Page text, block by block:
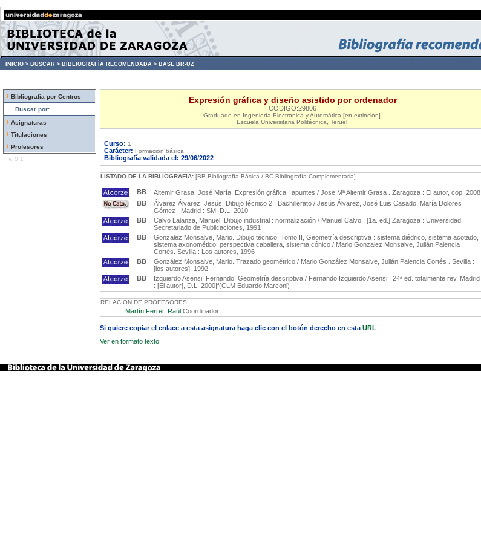
INICIO > BUSCAR > BIBLIOGRAFÍA RECOMENDADA > BASE BR-UZ
Bibliografía por Centros
Buscar por:
Asignaturas
Titulaciones
Profesores
v. 0.1
Expresión gráfica y diseño asistido por ordenador
CÓDIGO:29806
Graduado en Ingeniería Electrónica y Automática [en extinción]
Escuela Universitaria Politécnica, Teruel
Curso: 1
Carácter: Formación básica
Bibliografía validada el: 29/06/2022
LISTADO DE LA BIBLIOGRAFIA: [BB-Bibliografía Básica / BC-Bibliografía Complementaria]
BB
Altemir Grasa, José María. Expresión gráfica : apuntes / Jose Mª Altemir Grasa . Zaragoza : El autor, cop. 2008
BB
Álvarez Álvarez, Jesús. Dibujo técnico 2 : Bachillerato / Jesús Álvarez, José Luis Casado, María Dolores
Gómez . Madrid : SM, D.L. 2010
BB
Calvo Lalanza, Manuel. Dibujo industrial : normalización / Manuel Calvo . [1a. ed.] Zaragoza : Universidad,
Secretariado de Publicaciones, 1991
BB
Gonzalez Monsalve, Mario. Dibujo técnico. Tomo II, Geometría descriptiva : sistema diédrico, sistema acotado,
sistema axonomético, perspectiva caballera, sistema cónico / Mario Gonzalez Monsalve, Julián Palencia
Cortés. Sevilla : Los autores, 1996
BB
González Monsalve, Mario. Trazado geométrico / Mario González Monsalve, Julián Palencia Cortés . Sevilla :
[los autores], 1992
BB
Izquierdo Asensi, Fernando. Geometría descriptiva / Fernando Izquierdo Asensi . 24ª ed. totalmente rev. Madrid
: [El autor], D.L. 2000|f(CLM Eduardo Marconi)
RELACION DE PROFESORES:
Martín Ferrer, Raúl Coordinador
Si quiere copiar el enlace a esta asignatura haga clic con el botón derecho en esta URL
Ver en formato texto